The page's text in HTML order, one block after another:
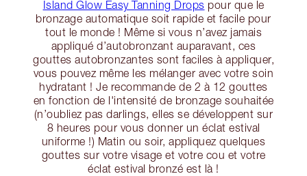
Island Glow Easy Tanning Drops pour que le
bronzage automatique soit rapide et facile pour
tout le monde ! Même si vous n’avez jamais
appliqué d’autobronzant auparavant, ces
gouttes autobronzantes sont faciles à appliquer,
vous pouvez même les mélanger avec votre soin
hydratant ! Je recommande de 2 à 12 gouttes
en fonction de l'intensité de bronzage souhaitée
(n’oubliez pas darlings, elles se développent sur
8 heures pour vous donner un éclat estival
uniforme !) Matin ou soir, appliquez quelques
gouttes sur votre visage et votre cou et votre
éclat estival bronzé est là !